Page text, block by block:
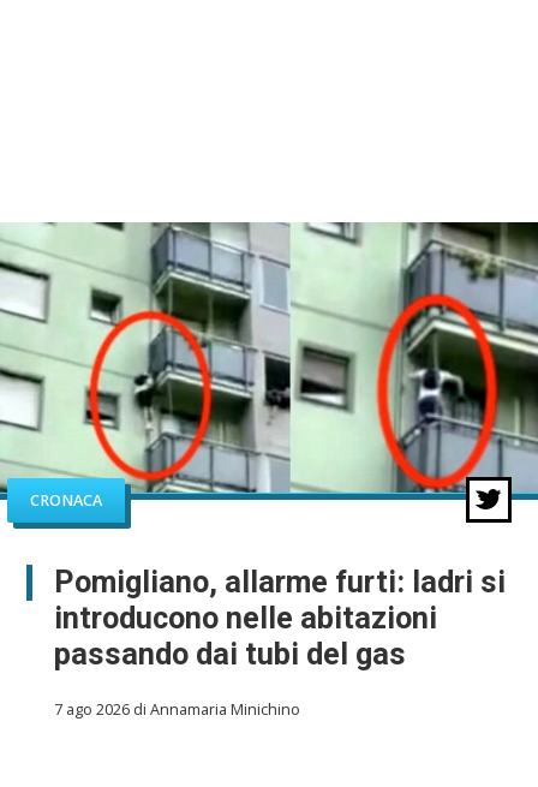
CRONACA
Pomigliano, allarme furti: ladri si
introducono nelle abitazioni
passando dai tubi del gas
7 ago 2026 di Annamaria Minichino